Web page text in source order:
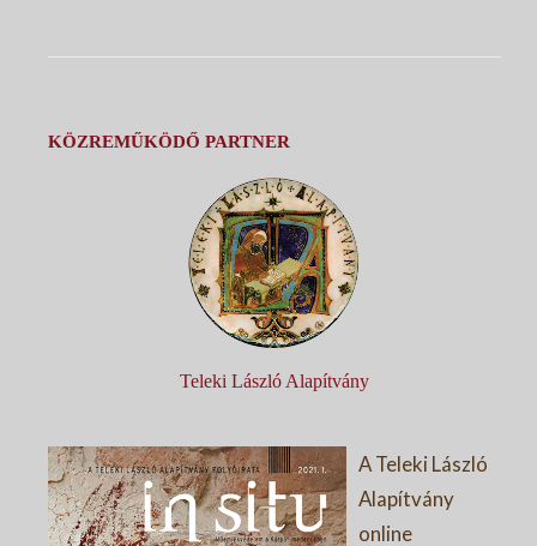
KÖZREMŰKÖDŐ PARTNER
Teleki László Alapítvány
A Teleki László
Alapítvány
online